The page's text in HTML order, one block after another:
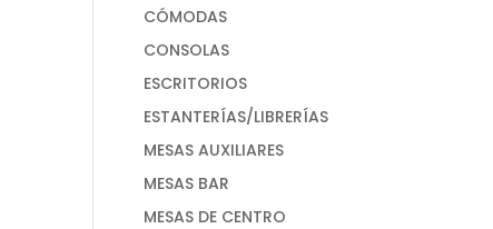
CÓMODAS
CONSOLAS
ESCRITORIOS
ESTANTERÍAS/LIBRERÍAS
MESAS AUXILIARES
MESAS BAR
MESAS DE CENTRO